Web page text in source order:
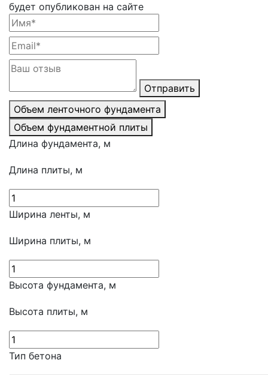
будет опубликован на сайте
Отправить
Объем ленточного фундамента
Объем фундаментной плиты
Длина фундамента, м
Длина плиты, м
Ширина ленты, м
Ширина плиты, м
Высота фундамента, м
Высота плиты, м
Тип бетона